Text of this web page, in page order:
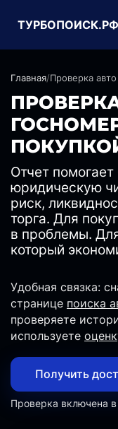
ТУРБОПОИСК.РФ
Главная/Проверка авто
Отчет
юридическую
риск,
торга. Для
в проблемы.
который
Удобная связка:
странице поиска
проверяете
используете
Получить
Проверка включена